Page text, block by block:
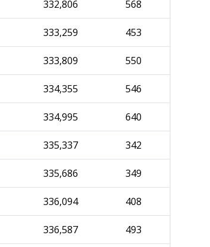
332,806 568
333,259 453
333,809 550
334,355 546
334,995 640
335,337 342
335,686 349
336,094 408
336,587 493